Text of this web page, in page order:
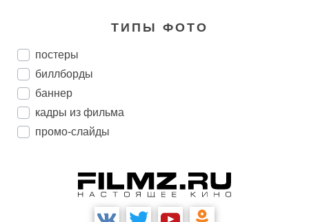
ТИПЫ ФОТО
постеры
биллборды
баннер
кадры из фильма
промо-слайды